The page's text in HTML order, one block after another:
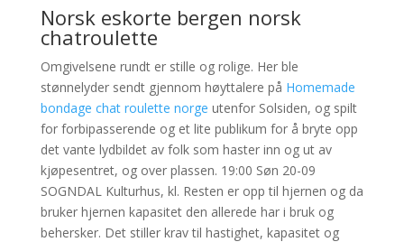
Norsk eskorte bergen norsk
chatroulette
Omgivelsene rundt er stille og rolige. Her ble
stønnelyder sendt gjennom høyttalere på Homemade
bondage chat roulette norge utenfor Solsiden, og spilt
for forbipasserende og et lite publikum for å bryte opp
det vante lydbildet av folk som haster inn og ut av
kjøpesentret, og over plassen. 19:00 Søn 20-09
SOGNDAL Kulturhus, kl. Resten er opp til hjernen og da
bruker hjernen kapasitet den allerede har i bruk og
behersker. Det stiller krav til hastighet, kapasitet og